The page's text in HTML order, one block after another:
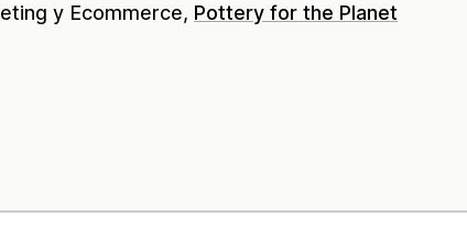
y Ecommerce, Pottery for the Planet